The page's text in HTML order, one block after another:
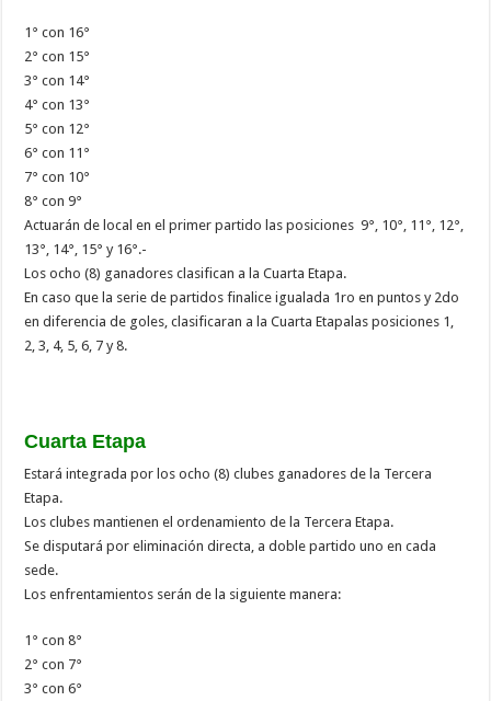
1° con 16°
2° con 15°
3° con 14°
4° con 13°
5° con 12°
6° con 11°
7° con 10°
8° con 9°
Actuarán de local en el primer partido las posiciones 9°, 10°, 11°, 12°,
13°, 14°, 15° y 16°.-
Los ocho (8) ganadores clasifican a la Cuarta Etapa.
En caso que la serie de partidos finalice igualada 1ro en puntos y 2do
en diferencia de goles, clasificaran a la Cuarta Etapalas posiciones 1,
2, 3, 4, 5, 6, 7 y 8.
Cuarta Etapa
Estará integrada por los ocho (8) clubes ganadores de la Tercera
Etapa.
Los clubes mantienen el ordenamiento de la Tercera Etapa.
Se disputará por eliminación directa, a doble partido uno en cada
sede.
Los enfrentamientos serán de la siguiente manera:
1° con 8°
2° con 7°
3° con 6°